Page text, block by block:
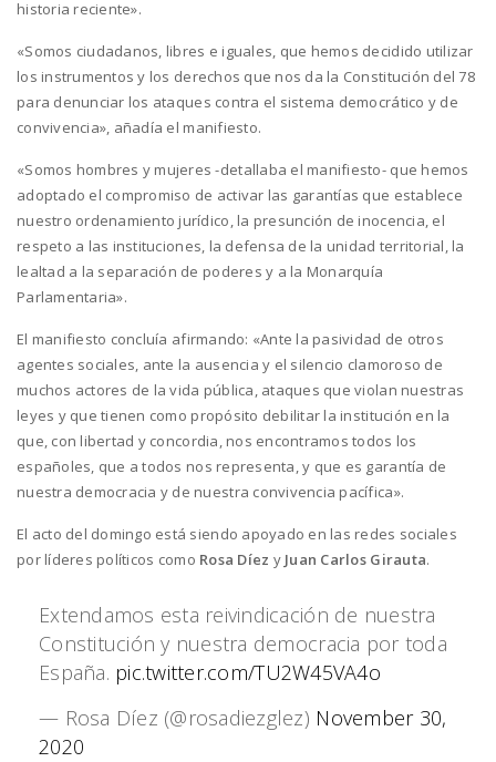
historia reciente».
«Somos ciudadanos, libres e iguales, que hemos decidido utilizar
los instrumentos y los derechos que nos da la Constitución del 78
para denunciar los ataques contra el sistema democrático y de
convivencia», añadía el manifiesto.
«Somos hombres y mujeres -detallaba el manifiesto- que hemos
adoptado el compromiso de activar las garantías que establece
nuestro ordenamiento jurídico, la presunción de inocencia, el
respeto a las instituciones, la defensa de la unidad territorial, la
lealtad a la separación de poderes y a la Monarquía
Parlamentaria».
El manifiesto concluía afirmando: «Ante la pasividad de otros
agentes sociales, ante la ausencia y el silencio clamoroso de
muchos actores de la vida pública, ataques que violan nuestras
leyes y que tienen como propósito debilitar la institución en la
que, con libertad y concordia, nos encontramos todos los
españoles, que a todos nos representa, y que es garantía de
nuestra democracia y de nuestra convivencia pacífica».
El acto del domingo está siendo apoyado en las redes sociales
por líderes políticos como Rosa Díez y Juan Carlos Girauta.
Extendamos esta reivindicación de nuestra
Constitución y nuestra democracia por toda
España. pic.twitter.com/TU2W45VA4o
— Rosa Díez (@rosadiezglez) November 30,
2020